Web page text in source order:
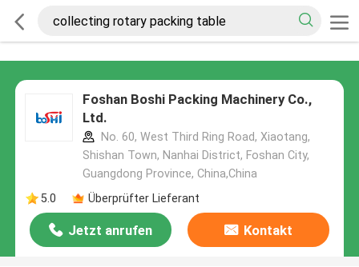
Foshan Boshi Packing Machinery Co.,
Ltd.
No. 60, West Third Ring Road, Xiaotang,
Shishan Town, Nanhai District, Foshan City,
Guangdong Province, China,China
5.0
Überprüfter Lieferant
Jetzt anrufen Kontakt